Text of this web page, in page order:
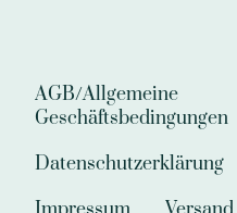
AGB/Allgemeine
Geschäftsbedingungen
Datenschutzerklärung